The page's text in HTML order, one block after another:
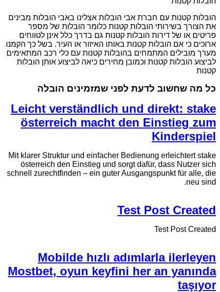
הובלות קטנות עם חברת אבי הובלות אצלינו באבי הובלות מבינים
את הצורך בשירותי הובלות קטנות כלומר הובלות של מספר
פריטים או של דירות הובלות קטנות גם בדרך כלל אינן לטווחים
ארוכים כי אם הובלות קטנות באותו האיזור או העיר. בשל כך הקמנו
מערך מובילים המתמחים בהובלות קטנות עם כלי רכב המתאימים
לביצוע הובלות קטנות וכמובן מחירים כיאה לביצוע אותן הובלות
קטנות
כל מה שחשוב לדעת לפני שמזמינים הובלה
Leicht verständlich und direkt: stake
österreich macht den Einstieg zum
Kinderspiel
Mit klarer Struktur und einfacher Bedienung erleichtert stake
österreich den Einstieg und sorgt dafür, dass Nutzer sich
schnell zurechtfinden – ein guter Ausgangspunkt für alle, die
neu sind.
Test Post Created
Test Post Created
Mobilde hızlı adımlarla ilerleyen
Mostbet, oyun keyfini her an yanında
taşıyor